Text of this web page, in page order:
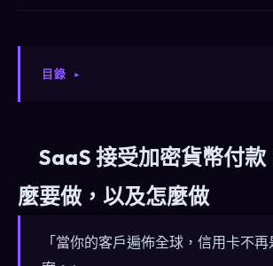
目錄
SaaS 接受加密貨幣付
麼要做，以及怎麼做
「當你的客戶遍佈全球，信用卡不